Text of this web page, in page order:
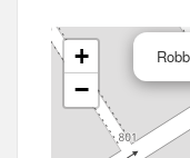
+
−